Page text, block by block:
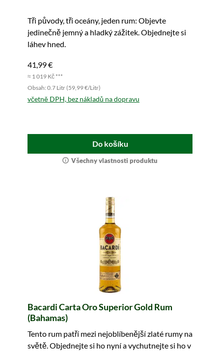
Tři původy, tři oceány, jeden rum: Objevte
jedinečně jemný a hladký zážitek. Objednejte si
láhev hned.
41,99 €
≈ 1 019 Kč ***
Obsah: 0.7 Litr (59,99 €/Litr)
včetně DPH, bez nákladů na dopravu
Do košíku
Všechny vlastnosti produktu
Bacardi Carta Oro Superior Gold Rum
(Bahamas)
Tento rum patří mezi nejoblíbenější zlaté rumy na
světě. Objednejte si ho nyní a vychutnejte si ho v